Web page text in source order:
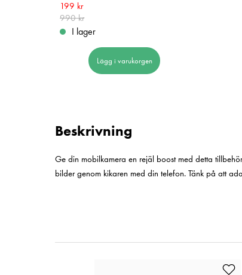
Nuvarande pris
990 kr
199 kr
990 kr
I lager
Lägg i varukorgen
Beskrivning
Ge din mobilkamera en rejäl boost med detta
bilder genom kikaren med din telefon. Tänk på att